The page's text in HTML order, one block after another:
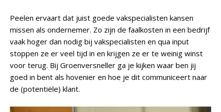
Peelen ervaart dat juist goede vakspecialisten kansen
missen als ondernemer. Zo zijn de faalkosten in een bedrijf
vaak hoger dan nodig bij vakspecialisten en qua input
stoppen ze er veel tijd in en krijgen ze er te weinig winst
voor terug. Bij Groenversneller ga je kijken waar ben jij
goed in bent als hovenier en hoe je dit communiceert naar
de (potentiële) klant.